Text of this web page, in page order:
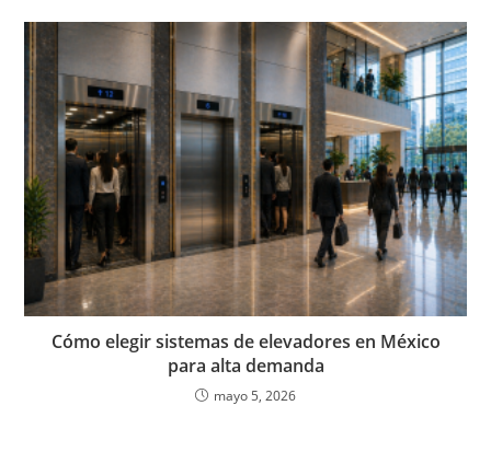
Cómo elegir sistemas de elevadores en México
para alta demanda
mayo 5, 2026